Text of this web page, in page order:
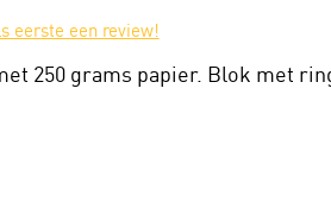
eerste een review!
250 grams papier. Blok met